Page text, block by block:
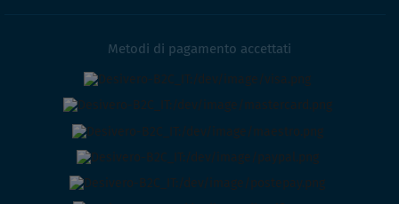
Metodi di pagamento accettati